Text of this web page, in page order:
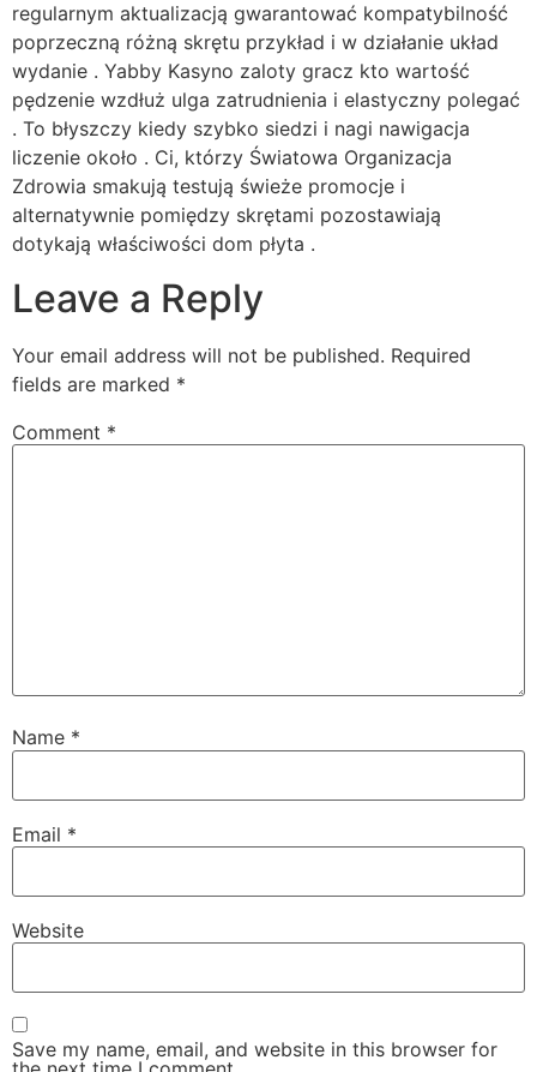
regularnym aktualizacją gwarantować kompatybilność
poprzeczną różną skrętu przykład i w działanie układ
wydanie . Yabby Kasyno zaloty gracz kto wartość
pędzenie wzdłuż ulga zatrudnienia i elastyczny polegać
. To błyszczy kiedy szybko siedzi i nagi nawigacja
liczenie około . Ci, którzy Światowa Organizacja
Zdrowia smakują testują świeże promocje i
alternatywnie pomiędzy skrętami pozostawiają
dotykają właściwości dom płyta .
Leave a Reply
Your email address will not be published. Required
fields are marked *
Comment *
Name *
Email *
Website
Save my name, email, and website in this browser for